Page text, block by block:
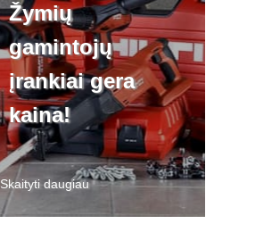
Žymių
gamintojų
įrankiai gera
kaina!
Skaityti daugiau